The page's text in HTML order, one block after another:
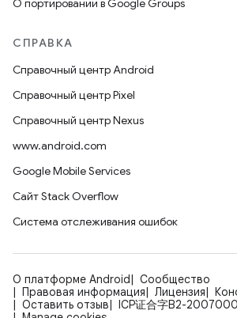
О портировании в Google Groups
СПРАВКА
Справочный центр Android
Справочный центр Pixel
Справочный центр Nexus
www.android.com
Google Mobile Services
Сайт Stack Overflow
Система отслеживания ошибок
О платформе Android
Сообщество
Правовая информация
Лицензия
Оставить отзыв
ICP证合字B2-